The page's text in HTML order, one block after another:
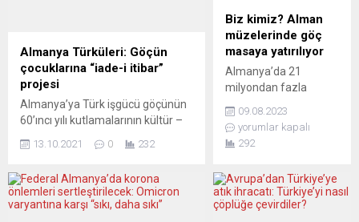
dolayı adres değiştirenlere Sosyal
Güvenlik Kurumu’ndan haciz
yazıları gelmeye başladığına
işaret ederek, nedenlerini...
“İmparatorluk
vatandaşları” adı
altında pek de “yetkin”
oldukları
düşünülemeyecek bir
“darbeci” grubun
binlerce polis eşliğinde
“içeri alınması”, başlı
başına yanıt bekleyen
Almanya Türküleri: Göçün
çocuklarına “iade-i itibar”
projesi
Almanya’ya Türk işgücü göçünün
60’ıncı yılı kutlamalarının kültür –
sanat adına ve sosyal açıdan en
önemli projelerinden biri olan
proje oldu. Ne mi oldu? “Yıllar
boyunca ne listeye girdiler ne de
13.10.2021 0 232
Biz kimiz? Alman
müzelerinde göç
masaya yatırılıyor
Almanya’da 21
milyondan fazla
var. Buna rağmen, bu
insanların farklı
hikayeleri çok uzun bir
dünyasına yansımadı
ve niş programlara ve
09.08.2023
yorumlar kapalı
292